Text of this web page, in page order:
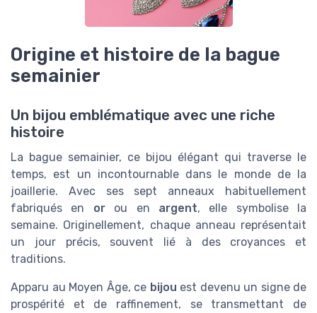
Origine et histoire de la bague
semainier
Un bijou emblématique avec une riche
histoire
La bague semainier, ce bijou élégant qui traverse le
temps, est un incontournable dans le monde de la
joaillerie. Avec ses sept anneaux habituellement
fabriqués en orou en argent, elle symbolise la
semaine. Originellement, chaque anneau représentait
un jour précis, souvent lié à des croyances et
traditions.
Apparu au Moyen Âge, ce bijou est devenu un signe de
prospérité et de raffinement, se transmettant de